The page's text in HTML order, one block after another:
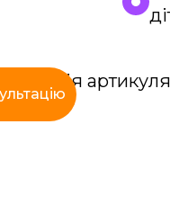
Корекція
звуків